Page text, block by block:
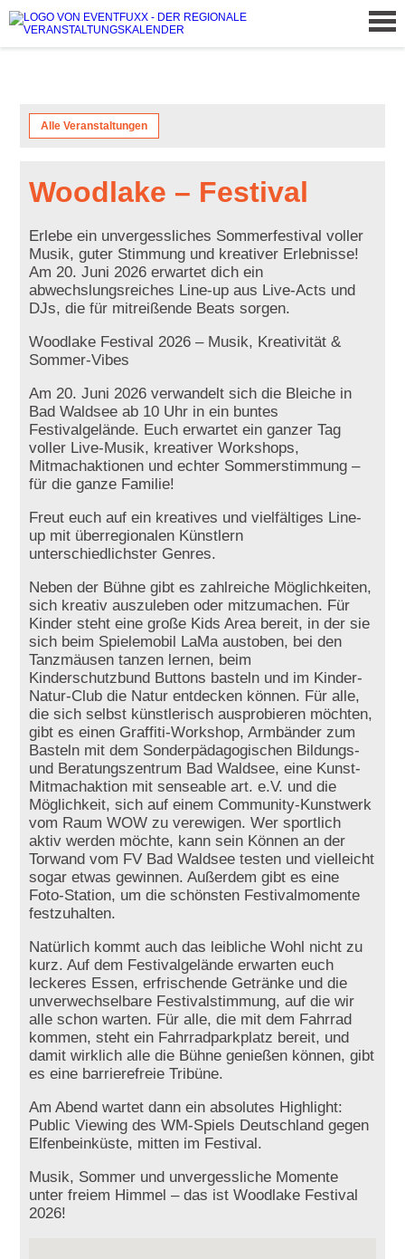
Alle Veranstaltungen
Woodlake – Festival
Erlebe ein unvergessliches Sommerfestival voller
Musik, guter Stimmung und kreativer Erlebnisse!
Am 20. Juni 2026 erwartet dich ein
abwechslungsreiches Line-up aus Live-Acts und
DJs, die für mitreißende Beats sorgen.
Woodlake Festival 2026 – Musik, Kreativität &
Sommer-Vibes
Am 20. Juni 2026 verwandelt sich die Bleiche in
Bad Waldsee ab 10 Uhr in ein buntes
Festivalgelände. Euch erwartet ein ganzer Tag
voller Live-Musik, kreativer Workshops,
Mitmachaktionen und echter Sommerstimmung –
für die ganze Familie!
Freut euch auf ein kreatives und vielfältiges Line-
up mit überregionalen Künstlern
unterschiedlichster Genres.
Neben der Bühne gibt es zahlreiche Möglichkeiten,
sich kreativ auszuleben oder mitzumachen. Für
Kinder steht eine große Kids Area bereit, in der sie
sich beim Spielemobil LaMa austoben, bei den
Tanzmäusen tanzen lernen, beim
Kinderschutzbund Buttons basteln und im Kinder-
Natur-Club die Natur entdecken können. Für alle,
die sich selbst künstlerisch ausprobieren möchten,
gibt es einen Graffiti-Workshop, Armbänder zum
Basteln mit dem Sonderpädagogischen Bildungs-
und Beratungszentrum Bad Waldsee, eine Kunst-
Mitmachaktion mit senseable art. e.V. und die
Möglichkeit, sich auf einem Community-Kunstwerk
vom Raum WOW zu verewigen. Wer sportlich
aktiv werden möchte, kann sein Können an der
Torwand vom FV Bad Waldsee testen und vielleicht
sogar etwas gewinnen. Außerdem gibt es eine
Foto-Station, um die schönsten Festivalmomente
festzuhalten.
Natürlich kommt auch das leibliche Wohl nicht zu
kurz. Auf dem Festivalgelände erwarten euch
leckeres Essen, erfrischende Getränke und die
unverwechselbare Festivalstimmung, auf die wir
alle schon warten. Für alle, die mit dem Fahrrad
kommen, steht ein Fahrradparkplatz bereit, und
damit wirklich alle die Bühne genießen können, gibt
es eine barrierefreie Tribüne.
Am Abend wartet dann ein absolutes Highlight:
Public Viewing des WM-Spiels Deutschland gegen
Elfenbeinküste, mitten im Festival.
Musik, Sommer und unvergessliche Momente
unter freiem Himmel – das ist Woodlake Festival
2026!